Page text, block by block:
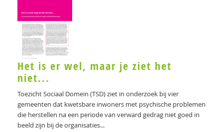
Carinda Jansen
Josephien L. Jansen
Isabelle Janson
Nederlands Jeugd Instituut
Peter de Jonge
Wouter Jongebreur
Het is er wel, maar je ziet het
niet...
Toezicht Sociaal Domein (TSD) ziet in onderzoek bij vier
gemeenten dat kwetsbare inwoners met psychische problemen
die herstellen na een periode van verward gedrag niet goed in
beeld zijn bij de organisaties...